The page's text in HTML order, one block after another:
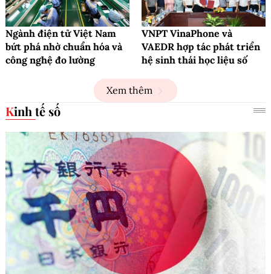
Ngành điện tử Việt Nam
bứt phá nhờ chuẩn hóa và
công nghệ đo lường
VNPT VinaPhone và
VAEDR hợp tác phát triển
hệ sinh thái học liệu số
Xem thêm
Kinh tế số